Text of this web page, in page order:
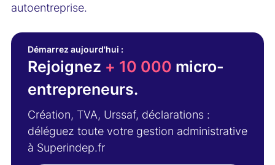
autoentreprise.
Démarrez aujourd'hui :
Rejoignez + 10 000 micro-
entrepreneurs.
Création, TVA, Urssaf, déclarations :
déléguez toute votre gestion administrative
à Superindep.fr